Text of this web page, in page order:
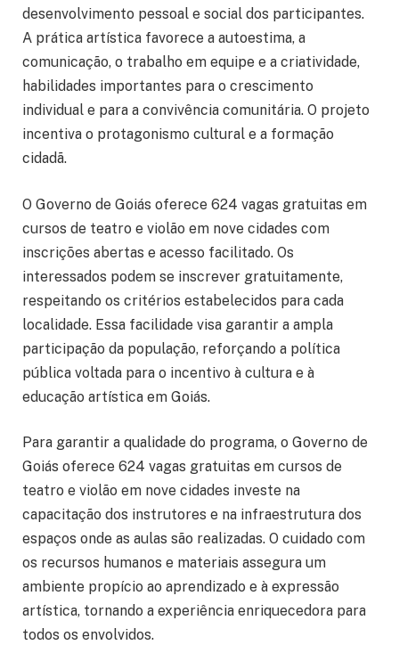
desenvolvimento pessoal e social dos participantes.
A prática artística favorece a autoestima, a
comunicação, o trabalho em equipe e a criatividade,
habilidades importantes para o crescimento
individual e para a convivência comunitária. O projeto
incentiva o protagonismo cultural e a formação
cidadã.
O Governo de Goiás oferece 624 vagas gratuitas em
cursos de teatro e violão em nove cidades com
inscrições abertas e acesso facilitado. Os
interessados podem se inscrever gratuitamente,
respeitando os critérios estabelecidos para cada
localidade. Essa facilidade visa garantir a ampla
participação da população, reforçando a política
pública voltada para o incentivo à cultura e à
educação artística em Goiás.
Para garantir a qualidade do programa, o Governo de
Goiás oferece 624 vagas gratuitas em cursos de
teatro e violão em nove cidades investe na
capacitação dos instrutores e na infraestrutura dos
espaços onde as aulas são realizadas. O cuidado com
os recursos humanos e materiais assegura um
ambiente propício ao aprendizado e à expressão
artística, tornando a experiência enriquecedora para
todos os envolvidos.